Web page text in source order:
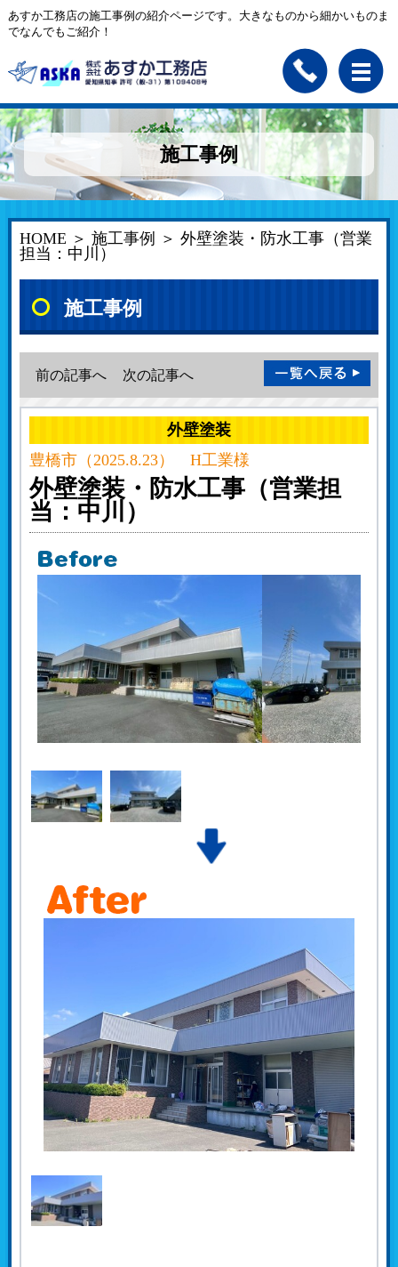
あすか工務店の施工事例の紹介ページです。大きなものから細かいものま
でなんでもご紹介！
施工事例
HOME ＞施工事例
＞ 外壁塗装・防水工事（営業
担当：中川）
施工事例
前の記事へ 次の記事へ
外壁塗装
豊橋市（2025.8.23） H工業様
外壁塗装・防水工事（営業担
当：中川）